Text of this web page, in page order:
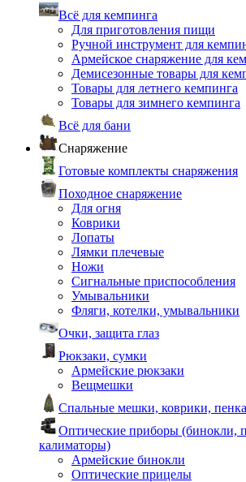
Всё для кемпинга
Для приготовления пищи
Ручной инструмент для
Армейское снаряжение для
Демисезонные товары для
Товары для летнего кемпинга
Товары для зимнего кемпинга
Всё для бани
Снаряжение
Готовые комплекты снаряжения
Походное снаряжение
Для огня
Коврики
Лопаты
Лямки плечевые
Ножи
Сигнальные приспособления
Умывальники
Фляги, котелки, умывальники
Очки, защита глаз
Рюкзаки, сумки
Армейские рюкзаки
Вещмешки
Спальные мешки, коврики, пенка
Оптические приборы (бинокли,
калиматоры)
Армейские бинокли
Оптические прицелы